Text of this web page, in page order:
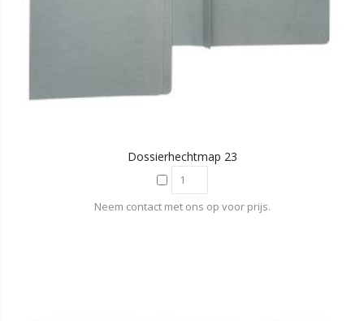
Dossierhechtmap 23
Neem contact met ons op voor prijs.